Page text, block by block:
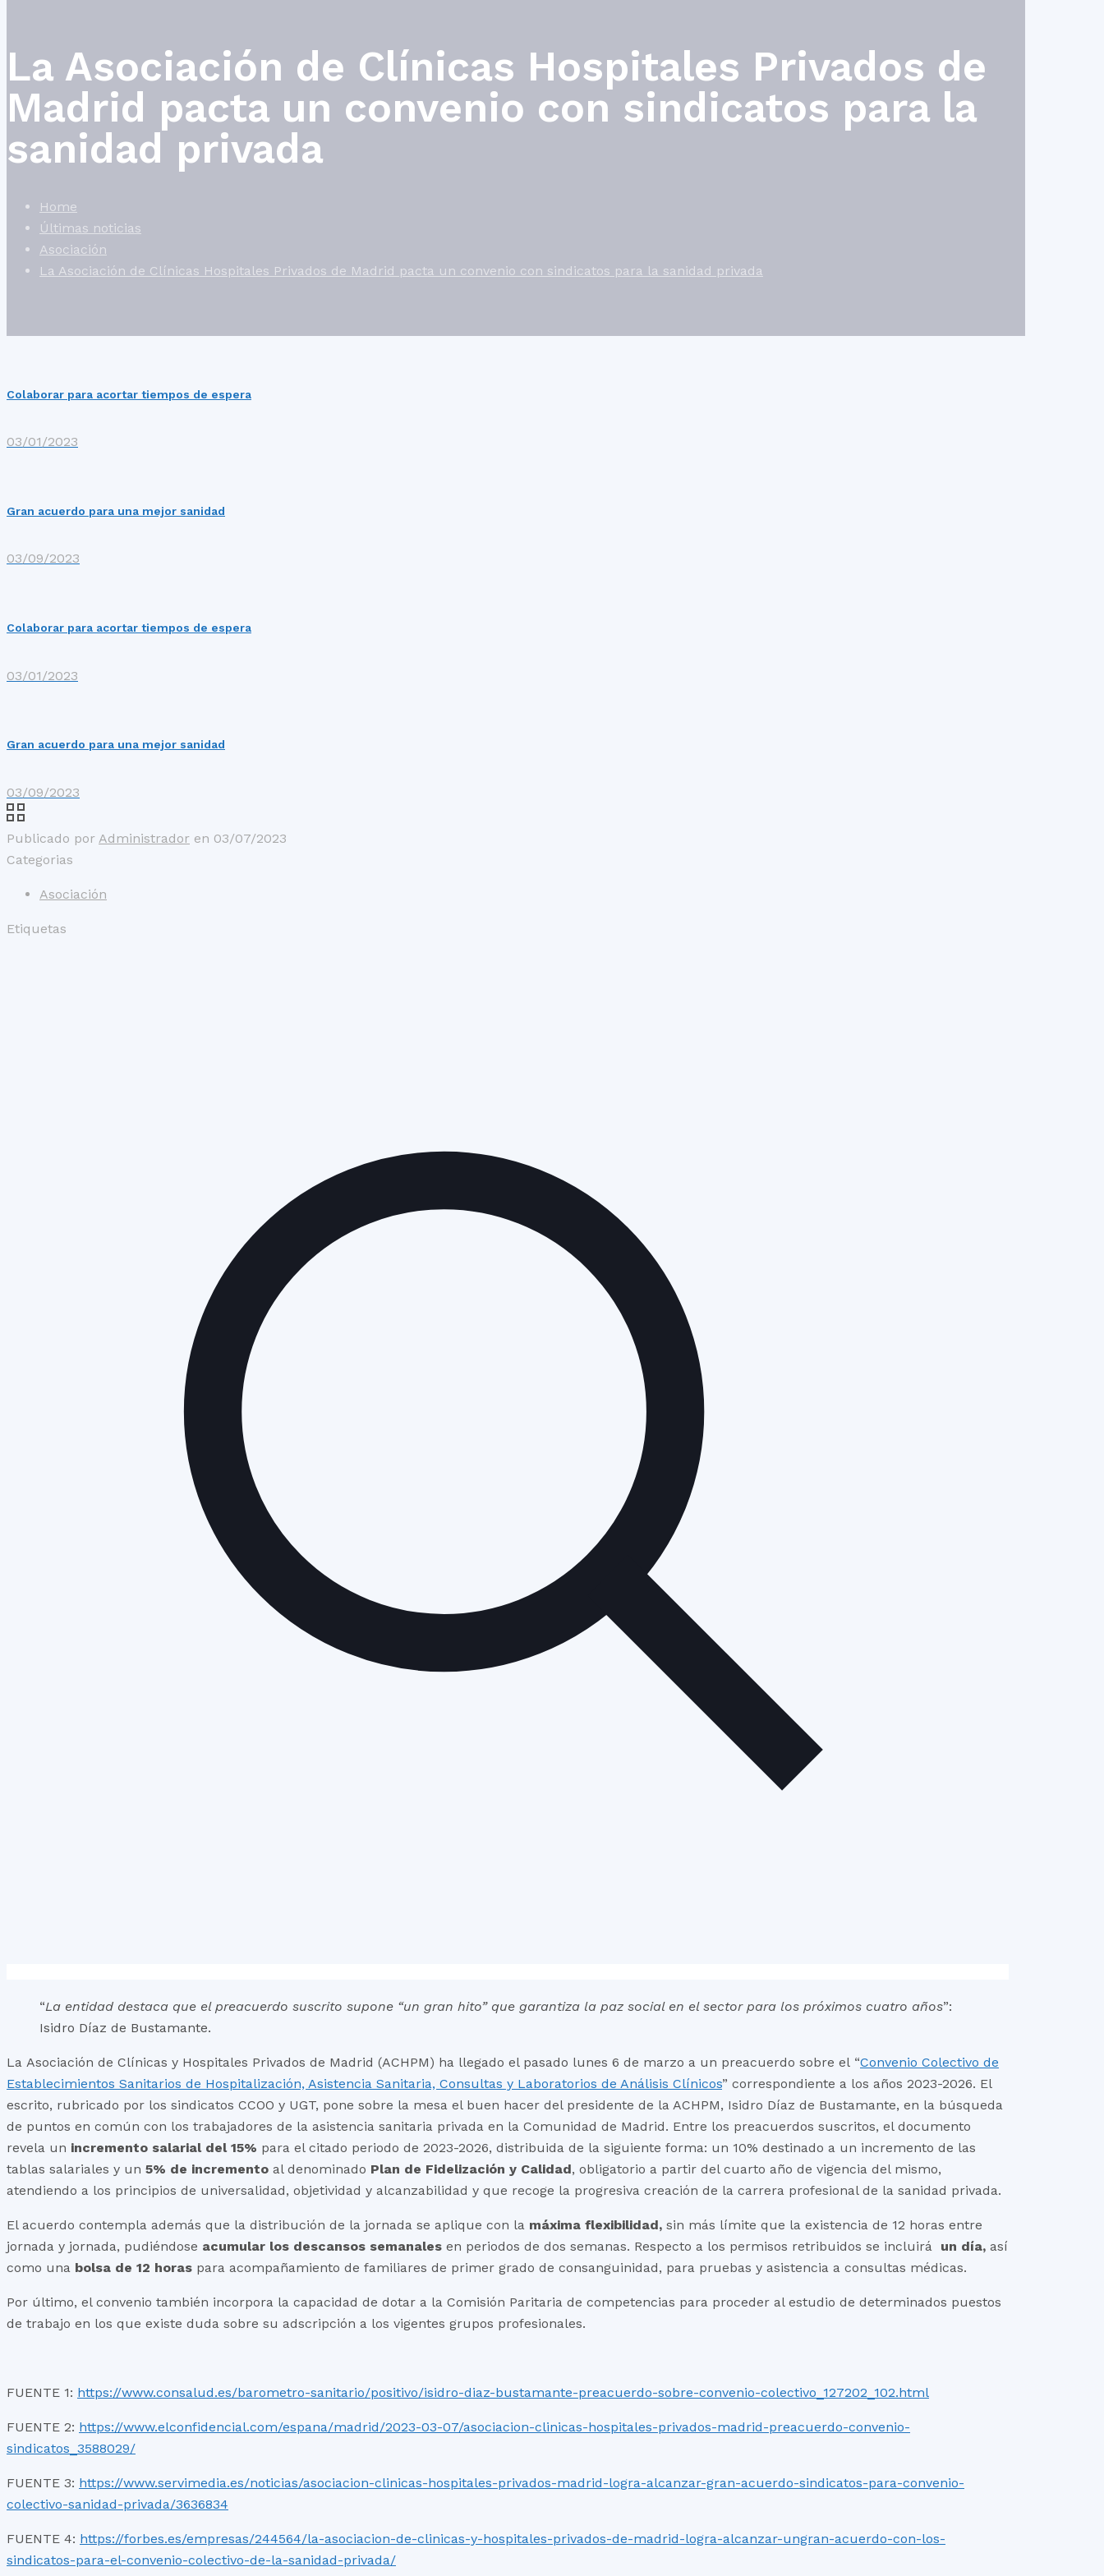
La Asociación de Clínicas Hospitales Privados de
Madrid pacta un convenio con sindicatos para la
sanidad privada
Home
Últimas noticias
Asociación
La Asociación de Clínicas Hospitales Privados de Madrid pacta un convenio con sindicatos para la sanidad privada
Colaborar para acortar tiempos de espera
03/01/2023
Gran acuerdo para una mejor sanidad
03/09/2023
Colaborar para acortar tiempos de espera
03/01/2023
Gran acuerdo para una mejor sanidad
03/09/2023
Publicado por Administrador en 03/07/2023
Categorias
Asociación
Etiquetas
“La entidad destaca que el preacuerdo suscrito supone “un gran hito” que garantiza la paz social en el sector para los próximos cuatro años”:
Isidro Díaz de Bustamante.
La Asociación de Clínicas y Hospitales Privados de Madrid (ACHPM) ha llegado el pasado lunes 6 de marzo a un preacuerdo sobre el “Convenio Colectivo de
Establecimientos Sanitarios de Hospitalización, Asistencia Sanitaria, Consultas y Laboratorios de Análisis Clínicos” correspondiente a los años 2023-2026. El
escrito, rubricado por los sindicatos CCOO y UGT, pone sobre la mesa el buen hacer del presidente de la ACHPM, Isidro Díaz de Bustamante, en la búsqueda
de puntos en común con los trabajadores de la asistencia sanitaria privada en la Comunidad de Madrid. Entre los preacuerdos suscritos, el documento
revela un incremento salarial del 15% para el citado periodo de 2023-2026, distribuida de la siguiente forma: un 10% destinado a un incremento de las
tablas salariales y un 5% de incremento al denominado Plan de Fidelización y Calidad, obligatorio a partir del cuarto año de vigencia del mismo,
atendiendo a los principios de universalidad, objetividad y alcanzabilidad y que recoge la progresiva creación de la carrera profesional de la sanidad privada.
El acuerdo contempla además que la distribución de la jornada se aplique con la máxima flexibilidad, sin más límite que la existencia de 12 horas entre
jornada y jornada, pudiéndose acumular los descansos semanales en periodos de dos semanas. Respecto a los permisos retribuidos se incluirá un día, así
como una bolsa de 12 horas para acompañamiento de familiares de primer grado de consanguinidad, para pruebas y asistencia a consultas médicas.
Por último, el convenio también incorpora la capacidad de dotar a la Comisión Paritaria de competencias para proceder al estudio de determinados puestos
de trabajo en los que existe duda sobre su adscripción a los vigentes grupos profesionales.
FUENTE 1: https://www.consalud.es/barometro-sanitario/positivo/isidro-diaz-bustamante-preacuerdo-sobre-convenio-colectivo_127202_102.html
FUENTE 2: https://www.elconfidencial.com/espana/madrid/2023-03-07/asociacion-clinicas-hospitales-privados-madrid-preacuerdo-convenio-
sindicatos_3588029/
FUENTE 3: https://www.servimedia.es/noticias/asociacion-clinicas-hospitales-privados-madrid-logra-alcanzar-gran-acuerdo-sindicatos-para-convenio-
colectivo-sanidad-privada/3636834
FUENTE 4: https://forbes.es/empresas/244564/la-asociacion-de-clinicas-y-hospitales-privados-de-madrid-logra-alcanzar-ungran-acuerdo-con-los-
sindicatos-para-el-convenio-colectivo-de-la-sanidad-privada/